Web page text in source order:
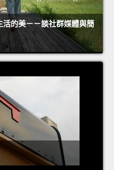
活的美－－談社群媒體與簡